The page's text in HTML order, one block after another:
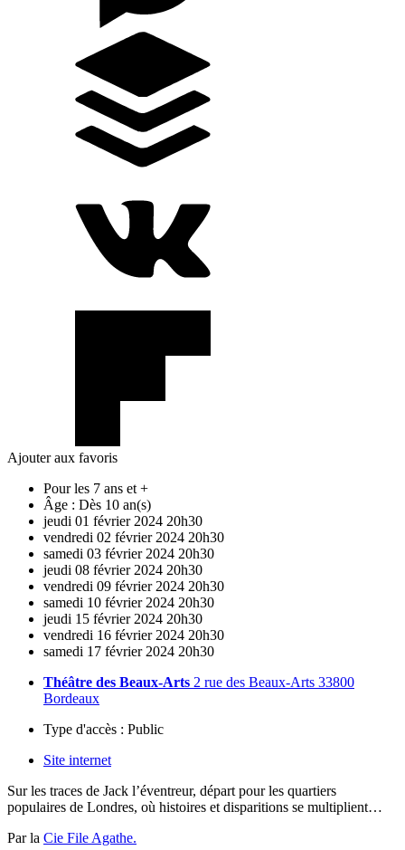
Ajouter aux favoris
Pour les 7 ans et +
Âge : Dès 10 an(s)
jeudi 01 février 2024 20h30
vendredi 02 février 2024 20h30
samedi 03 février 2024 20h30
jeudi 08 février 2024 20h30
vendredi 09 février 2024 20h30
samedi 10 février 2024 20h30
jeudi 15 février 2024 20h30
vendredi 16 février 2024 20h30
samedi 17 février 2024 20h30
Théâtre des Beaux-Arts 2 rue des Beaux-Arts 33800
Bordeaux
Type d'accès : Public
Site internet
Sur les traces de Jack l’éventreur, départ pour les quartiers
populaires de Londres, où histoires et disparitions se multiplient…
Par la Cie File Agathe.